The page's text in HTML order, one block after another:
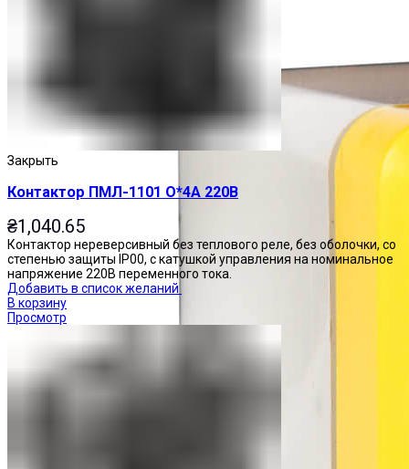
Закрыть
Контактор ПМЛ-1101 О*4А 220В
₴1,040.65
Контактор нереверсивный без теплового реле, без оболочки, со
степенью защиты IP00, с катушкой управления на номинальное
напряжение 220В переменного тока.
Добавить в список желаний
В корзину
Просмотр